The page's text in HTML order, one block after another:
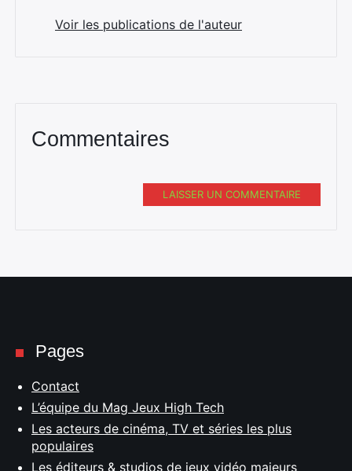
Voir les publications de l'auteur
Commentaires
LAISSER UN COMMENTAIRE
Pages
Contact
L’équipe du Mag Jeux High Tech
Les acteurs de cinéma, TV et séries les plus
populaires
Les éditeurs & studios de jeux vidéo majeurs